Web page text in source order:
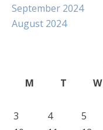
September 2024
August 2024
M
T W
3
4 5